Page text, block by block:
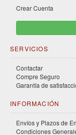
Crear Cuenta
SERVICIOS
Contactar
Compre Seguro
Garantía de
INFORMACIÓN
Envíos y Plazos de
Condiciones